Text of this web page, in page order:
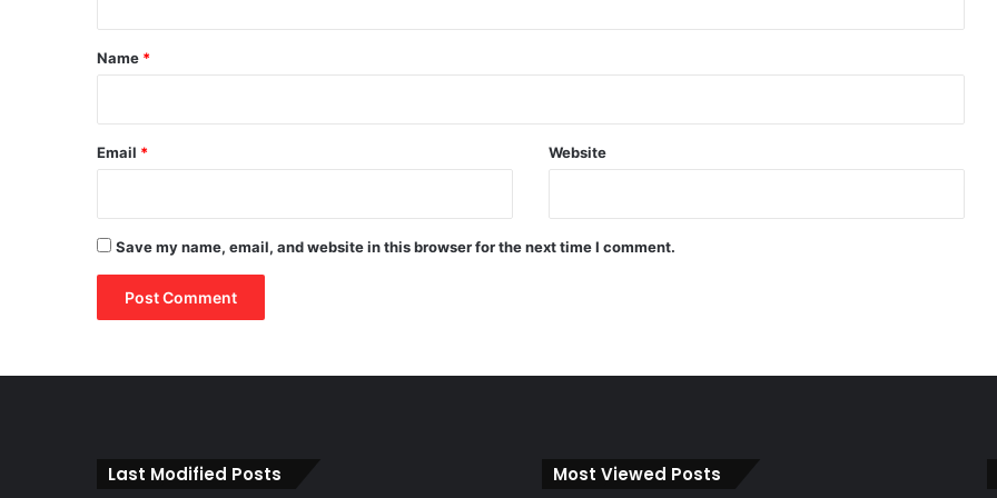
*
Name *
Email * Website
Save my name, email, and website in this browser for the next time I comment.
Last Modified Posts Most Viewed Posts